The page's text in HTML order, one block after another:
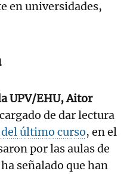
en universidades,
UPV/EHU, Aitor
de dar lectura
último curso, en el
por las aulas de
señalado que han